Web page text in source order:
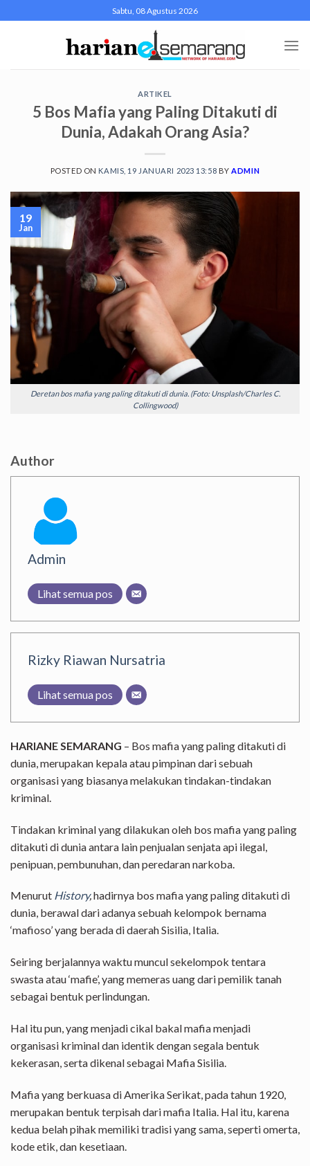
to
Sabtu, 08 Agustus 2026
ARTIKEL
5 Bos Mafia yang Paling Ditakuti di
Dunia, Adakah Orang Asia?
POSTED ON KAMIS, 19 JANUARI 2023 13:58 BY ADMIN
Deretan bos mafia yang paling ditakuti di dunia. (Foto: Unsplash/Charles C.
Collingwood)
19
Jan
Author
Admin
Lihat semua pos
Rizky Riawan Nursatria
Lihat semua pos
HARIANE SEMARANG – Bos mafia yang paling ditakuti di
dunia, merupakan kepala atau pimpinan dari sebuah
organisasi yang biasanya melakukan tindakan-tindakan
kriminal.
Tindakan kriminal yang dilakukan oleh bos mafia yang paling
ditakuti di dunia antara lain penjualan senjata api ilegal,
penipuan, pembunuhan, dan peredaran narkoba.
Menurut History,hadirnya bos mafia yang paling ditakuti di
dunia, berawal dari adanya sebuah kelompok bernama
‘mafioso’ yang berada di daerah Sisilia, Italia.
Seiring berjalannya waktu muncul sekelompok tentara
swasta atau ‘mafie’, yang memeras uang dari pemilik tanah
sebagai bentuk perlindungan.
Hal itu pun, yang menjadi cikal bakal mafia menjadi
organisasi kriminal dan identik dengan segala bentuk
kekerasan, serta dikenal sebagai Mafia Sisilia.
Mafia yang berkuasa di Amerika Serikat, pada tahun 1920,
merupakan bentuk terpisah dari mafia Italia. Hal itu, karena
kedua belah pihak memiliki tradisi yang sama, seperti omerta,
kode etik, dan kesetiaan.